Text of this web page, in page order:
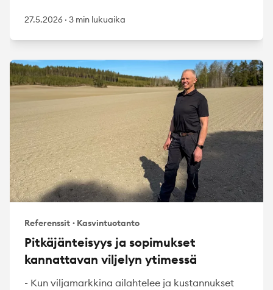
27.5.2026 · 3 min lukuaika
Referenssit · Kasvintuotanto
Pitkäjänteisyys ja sopimukset
kannattavan viljelyn ytimessä
- Kun viljamarkkina ailahtelee ja kustannukset